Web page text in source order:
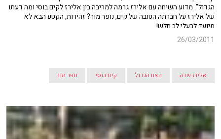
הגדול". מדוע השיחה עם אלירז גרמה למריבה בין אלירז לקים בוסי ומה דעתו
של אלירז על חברתה הטובה של קים, נופר מור? זהירות, הקטע הבא לא
מיועד לבעלי לב חלש!
26/03/2011
אלירז שדה האח הגדול קים בוסי נופר מור